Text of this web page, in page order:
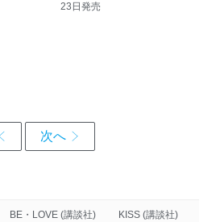
23日発売
BE・LOVE (講談社)
KISS (講談社)